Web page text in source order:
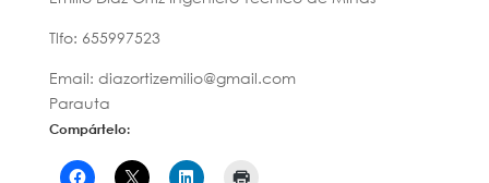
Tlfo: 655997523
Email: diazortizemilio@gmail.com
Parauta
Compártelo: